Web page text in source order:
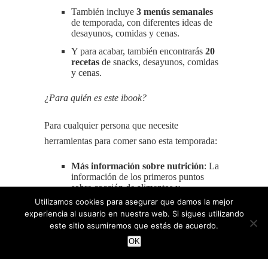
También incluye 3 menús semanales
de temporada, con diferentes ideas de
desayunos, comidas y cenas.
Y para acabar, también encontrarás 20
recetas de snacks, desayunos, comidas
y cenas.
¿Para quién es este ibook?
Para cualquier persona que necesite
herramientas para comer sano esta temporada:
Más información sobre nutrición: La
información de los primeros puntos
sobre cocción de alimentos y
curiosidades os dará técnicas y trucos
para consumir alimentos de temporada
con muchos más nutrientes. A la vez, en
esta parte os desmitifico y os explico
como consumir algunos alimentos que
Utilizamos cookies para asegurar que damos la mejor
experiencia al usuario en nuestra web. Si sigues utilizando
este sitio asumiremos que estás de acuerdo.
OK